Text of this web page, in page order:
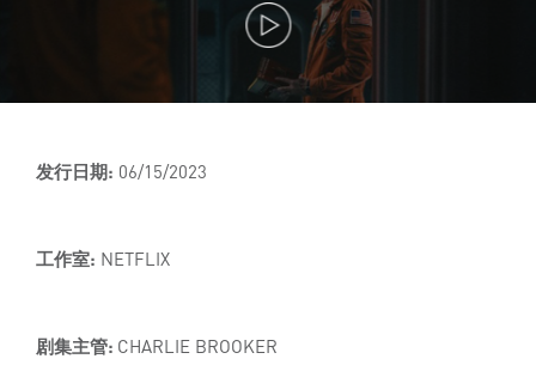
发行日期: 06/15/2023
工作室: NETFLIX
剧集主管: CHARLIE BROOKER